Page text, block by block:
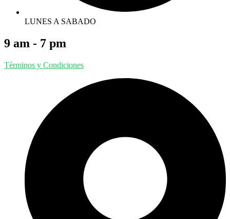
LUNES A SABADO
9 am - 7 pm
Términos y Condiciones